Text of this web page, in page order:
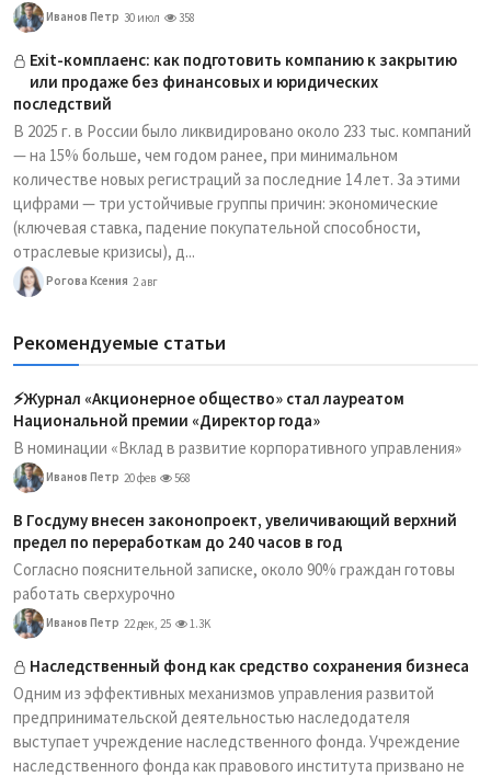
Иванов Петр 30 июл 358
Exit-комплаенс: как подготовить компанию к закрытию
или продаже без финансовых и юридических
последствий
В 2025 г. в России было ликвидировано около 233 тыс. компаний
— на 15% больше, чем годом ранее, при минимальном
количестве новых регистраций за последние 14 лет. За этими
цифрами — три устойчивые группы причин: экономические
(ключевая ставка, падение покупательной способности,
отраслевые кризисы), д...
Рогова Ксения 2 авг
Рекомендуемые статьи
⚡️Журнал «Акционерное общество» стал лауреатом
Национальной премии «Директор года»
В номинации «Вклад в развитие корпоративного управления»
Иванов Петр 20 фев 568
В Госдуму внесен законопроект, увеличивающий верхний
предел по переработкам до 240 часов в год
Согласно пояснительной записке, около 90% граждан готовы
работать сверхурочно
Иванов Петр 22 дек, 25 1.3K
Наследственный фонд как средство сохранения бизнеса
Одним из эффективных механизмов управления развитой
предпринимательской деятельностью наследодателя
выступает учреждение наследственного фонда. Учреждение
наследственного фонда как правового института призвано не